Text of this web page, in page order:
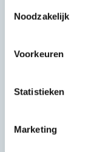
Noodzakelijk
Voorkeuren
Statistieken
Marketing